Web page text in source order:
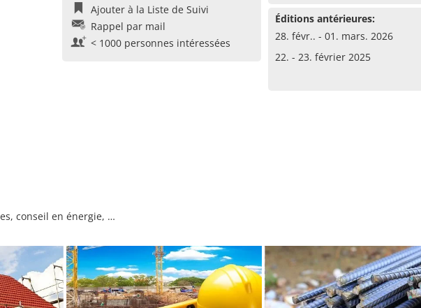
Ajouter à la Liste de Suivi
Rappel par mail
< 1000 personnes intéressées
Éditions antérieures:
28. févr.. - 01. mars. 2026
22. - 23. février 2025
conseil en énergie, …